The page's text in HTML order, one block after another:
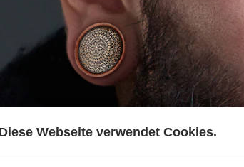
Webseite verwendet Cookies.